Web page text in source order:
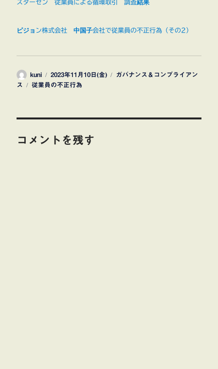
スターゼン 従業員による循環取引 調査結果
ピジョン株式会社 中国子会社で従業員の不正行為（その2）
投
稿
kuni
投
稿
2023年11月10日(金)
カ
ガバナンス＆コンプライアン
ス
タ
従業員の不正行為
コメントを残す